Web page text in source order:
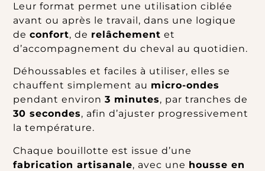
Leur format permet une utilisation ciblée
avant ou après le travail, dans une logique
deconfort, de relâchement et
d’accompagnement du cheval au quotidien.
Déhoussables et faciles à utiliser, elles se
chauffent simplement au micro-ondes
pendant environ3 minutes, par tranches de
30 secondes, afin d’ajuster progressivement
la température.
Chaque bouillotte est issue d’une
fabrication artisanale, avec une housse en